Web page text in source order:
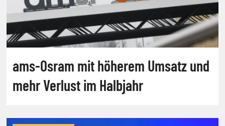
ams-Osram mit höherem Umsatz und
mehr Verlust im Halbjahr